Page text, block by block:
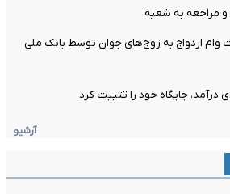
و مراجعه به شعبه
بیش از ۸ همت وام ازدواج به زوج‌های جوان توسط بانک ملی
آرشیو